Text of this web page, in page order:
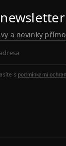
a novinky
s podmínkami